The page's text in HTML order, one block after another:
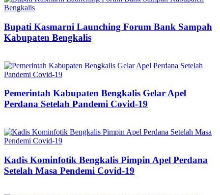
Bupati Kasmarni Launching Forum Bank Sampah
Kabupaten Bengkalis
Pemerintah Kabupaten Bengkalis Gelar Apel
Perdana Setelah Pandemi Covid-19
Kadis Kominfotik Bengkalis Pimpin Apel Perdana
Setelah Masa Pendemi Covid-19